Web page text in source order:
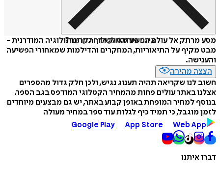
איזה פורמט לשלוח כמתנה?
מסע מרתק אל עולם הפשע והחוק דרך הקרימינולוגיה המודרנית -
מבט מקיף על התיאוריות, המחקרים והדילמות שמאחורי הפשיעה
והענישה.
הצצה מהירה
חשוב לנו שקריאה תהיה תענוג נגיש, ולכן חלק גדול מהספרים
אצלנו באתר עולים פחות מהמחיר הקטלוגי המודפס בגב הספר.
בנוסף למחיר המופחת באופן קבוע באתר, יש גם מבצעים מיוחדים
לזמן מוגבל, כי תמיד כיף לגלות עוד ספר במחיר מעולה
Google Play
App Store Web App
דברו איתנו